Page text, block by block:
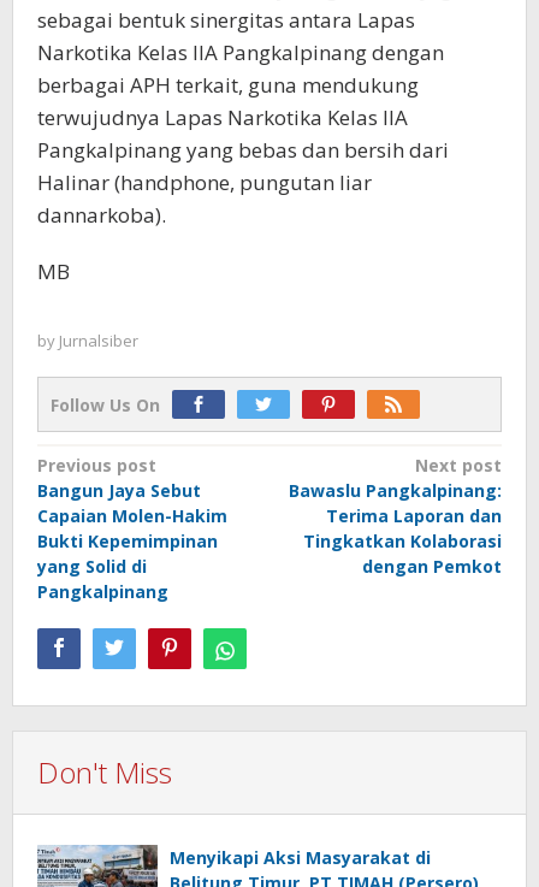
sebagai bentuk sinergitas antara Lapas
Narkotika Kelas IIA Pangkalpinang dengan
berbagai APH terkait, guna mendukung
terwujudnya Lapas Narkotika Kelas IIA
Pangkalpinang yang bebas dan bersih dari
Halinar (handphone, pungutan liar
dannarkoba).
MB
by Jurnalsiber
Follow Us On
Post
navigation
Previous post
Bangun Jaya Sebut
Capaian Molen-Hakim
Bukti Kepemimpinan
yang Solid di
Pangkalpinang
Next post
Bawaslu Pangkalpinang:
Terima Laporan dan
Tingkatkan Kolaborasi
dengan Pemkot
Don't Miss
Menyikapi Aksi Masyarakat di